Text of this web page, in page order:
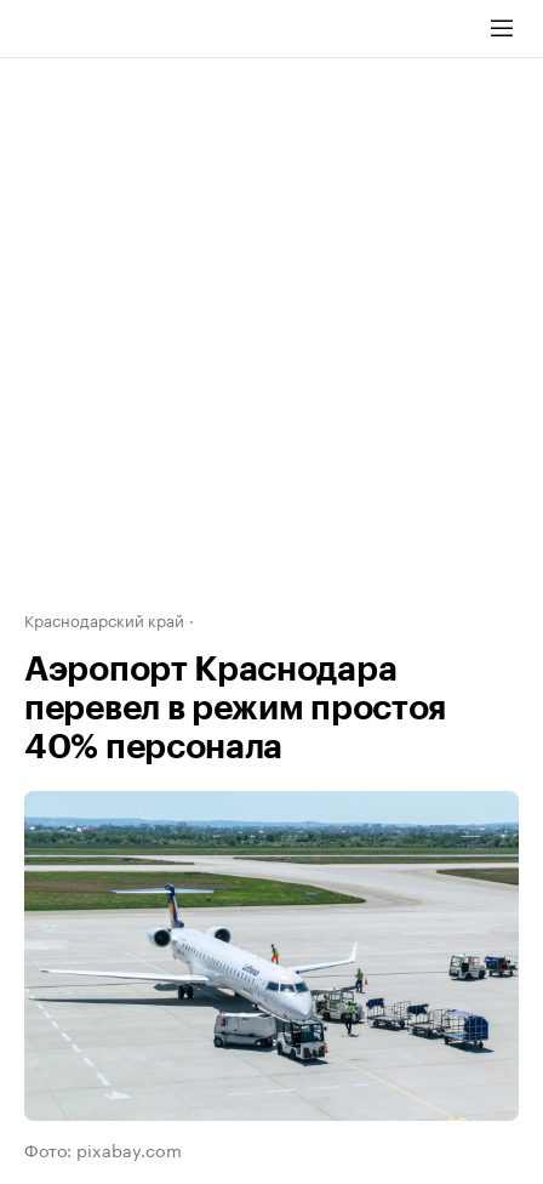
Краснодарский край
Аэропорт Краснодара
перевел в режим простоя
40% персонала
Фото: pixabay.com